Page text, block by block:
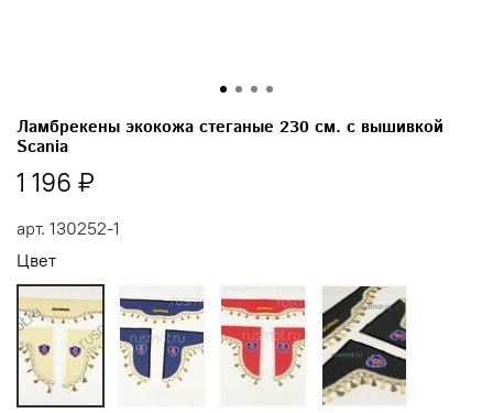
арт. 130252-1
Ламбрекены экокожа стеганые 230 см. с вышивкой
Scania
1 196 ₽
Цвет